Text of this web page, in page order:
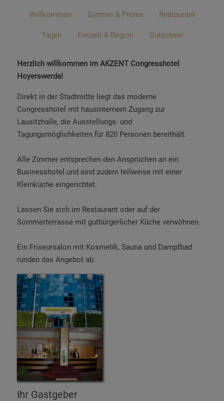
Willkommen Zimmer & Preise Restaurant
Tagen Freizeit & Region Gutschein
Herzlich willkommen im AKZENT Congresshotel
Hoyerswerda!
Direkt in der Stadtmitte liegt das moderne
Congresshotel mit hausinternem Zugang zur
Lausitzhalle, die Ausstellungs- und
Tagungsmöglichkeiten für 820 Personen bereithält.
Alle Zimmer entsprechen den Ansprüchen an ein
Businesshotel und sind zudem teilweise mit einer
Kleinküche eingerichtet.
Lassen Sie sich im Restaurant oder auf der
Sommerterrasse mit gutbürgerlicher Küche verwöhnen.
Ein Friseursalon mit Kosmetik, Sauna und Dampfbad
runden das Angebot ab.
Ihr Gastgeber